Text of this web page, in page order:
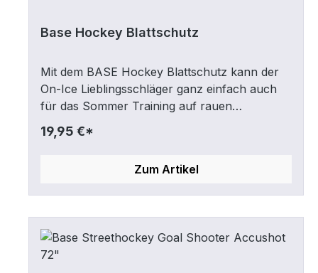
Base Hockey Blattschutz
Mit dem BASE Hockey Blattschutz kann der
On-Ice Lieblingsschläger ganz einfach auch
für das Sommer Training auf rauen
Oberflächen benutzt werden, ohne dass das
Schlägerblatt beschädigt wird. Der leichte
und teilweise Oberseite des Schlägerblatts
werden.Leichte Kunststoffkonstruktion zum
Schutz des Schlägerblatts auf Asphalt
o.Ä.Passend für nahezu alle Blatt Biegungen
19,95 €*
Zum Artikel